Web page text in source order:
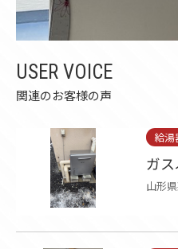
USER VOICE
関連のお客様の声
給湯
ガ
山形